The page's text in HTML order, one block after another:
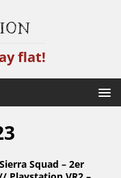
flat!
Squad – 2er